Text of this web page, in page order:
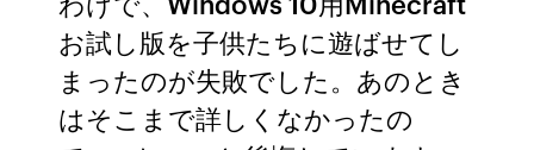
お試し版を子供たちに遊ばせてし
まったのが失敗でした。あのとき
はそこまで詳しくなかったの